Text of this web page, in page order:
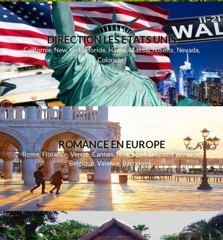
DIRECTION LES ETATS UNIS
Californie,New York,Floride,Hawai,Massachusetts, Nevada,
Colorado,
ROMANCE EN EUROPE
Rome,Florence,Venise,Cannes,Nice,Saint Tropez,Provence,
Belgique,Valence,Barcelone,